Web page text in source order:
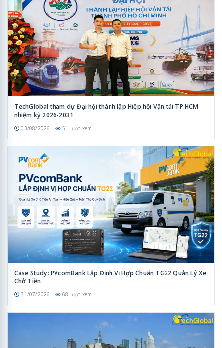
TechGlobal tham dự Đại hội thành lập Hiệp hội Vận tải TP.HCM
nhiệm kỳ 2026-2031
03/08/2026 51 lượt xem
Case Study: PVcomBank Lắp Định Vị Hợp Chuẩn TG22 Quản Lý Xe
Chở Tiền
31/07/2026 68 lượt xem